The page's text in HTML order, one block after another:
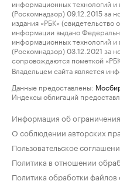
информационных технологий
(Роскомнадзор) 09.12.2015
издания «РБК»
информации выдано
информационных технологий
(Роскомнадзор) 03.12.2021
сопровождаются пометкой
Владельцем сайта является
Данные предоставлены:
Индексы облигаций
Информация об
О соблюдении авторских
Пользовательское
Политика в отношении
Политика обработки